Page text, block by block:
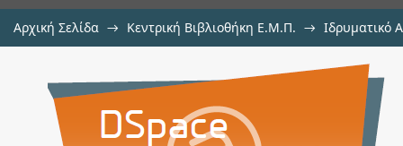
Αρχική Σελίδα → Κεντρική Βιβλιοθήκη Ε.Μ.Π. → Ιδρυματικό
Effect of explosive
properties of ceramic
techniques